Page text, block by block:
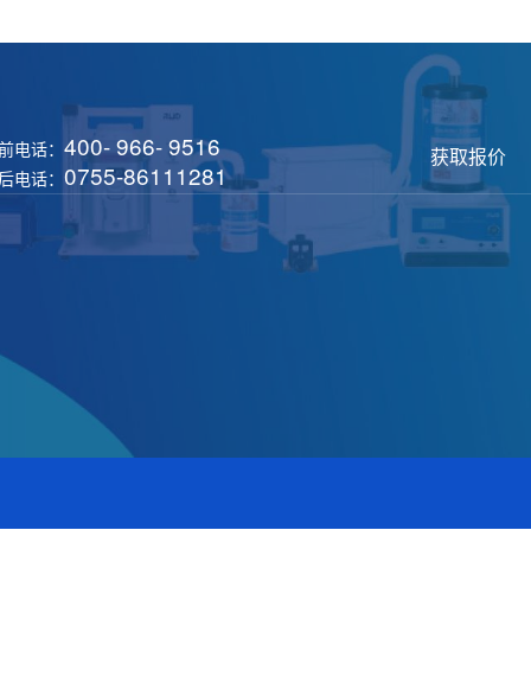
电话： 400- 966- 9516
电话： 0755-86111281
获取报价